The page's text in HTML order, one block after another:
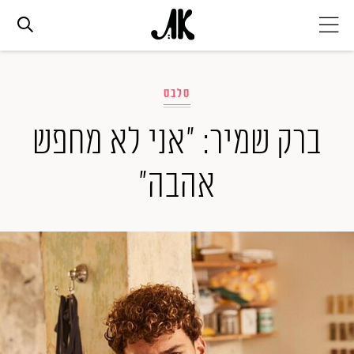
אופנה
ביוטי
סלבס
ערוצים נוספים
המגזין
סלבס
ברק שמיר: "אני לא מחפש
אהבה"